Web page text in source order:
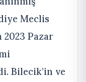
Meclis
2023 Pazar
Bilecik’in ve